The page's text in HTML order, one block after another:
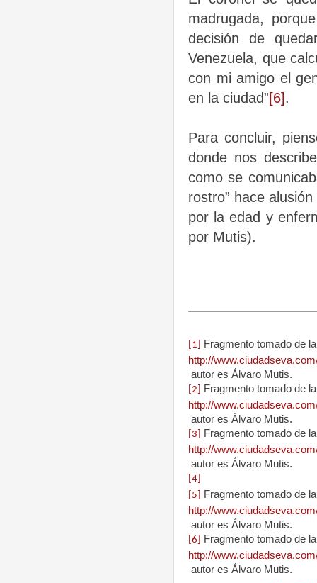
madrugada,
decisión de
Venezuela, que
con mi amigo el
en la ciudad”[6].
Para concluir,
donde nos
como se
rostro” hace
por la edad y
por Mutis).
[1]
Fragmento tomado de
http://
autor es Álvaro Mutis.
[2]
Fragmento tomado de
http://
autor es Álvaro Mutis.
[3]
Fragmento tomado de
http://
autor es Álvaro Mutis.
[4]
[5]
Fragmento tomado de
http://
autor es Álvaro Mutis.
[6]
Fragmento tomado de
http://
autor es Álvaro Mutis.